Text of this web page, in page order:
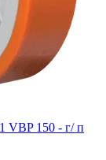
VBP 150 - г/ п